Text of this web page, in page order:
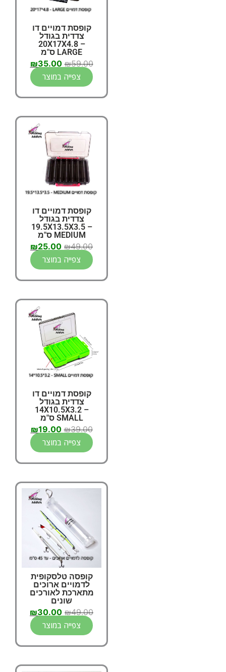
קופסת דמויים דו
צדדית בגודל
20X17X4.8 –
LARGE ס"מ
₪59.00
₪35.00
צפייה במוצר
קופסת דמויים דו
צדדית בגודל
19.5X13.5X3.5 –
MEDIUM ס"מ
₪49.00
₪25.00
צפייה במוצר
קופסת דמויים דו
צדדית בגודל
14X10.5X3.2 –
SMALL ס"מ
₪39.00
₪19.00
צפייה במוצר
קופסה טלסקופית
לדמויים ארוכים
מתארכת לאורכים
שונים
₪49.00
₪30.00
צפייה במוצר